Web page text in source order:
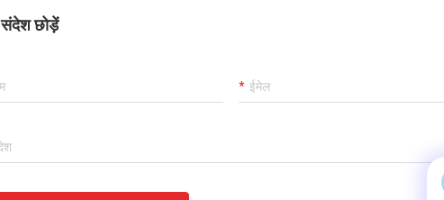
छोड़ें